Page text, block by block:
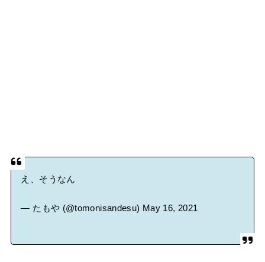
え、そうなん
— たもや (@tomonisandesu) May 16, 2021